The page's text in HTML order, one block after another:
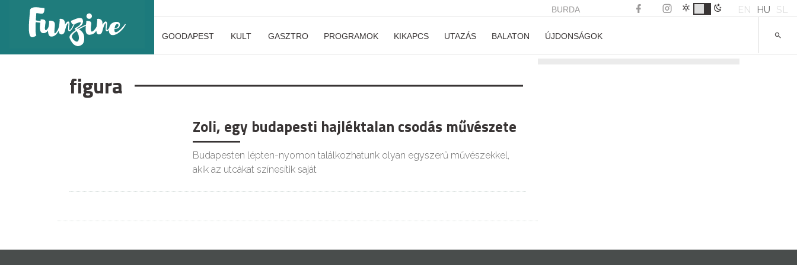
BURDA EN HU SL
GOODAPEST KULT GASZTRO PROGRAMOK KIKAPCS UTAZÁS BALATON ÚJDONSÁGOK
figura
Zoli, egy budapesti hajléktalan csodás művészete
Budapesten lépten-nyomon találkozhatunk olyan egyszerű művészekkel,
akik az utcákat színesítik saját